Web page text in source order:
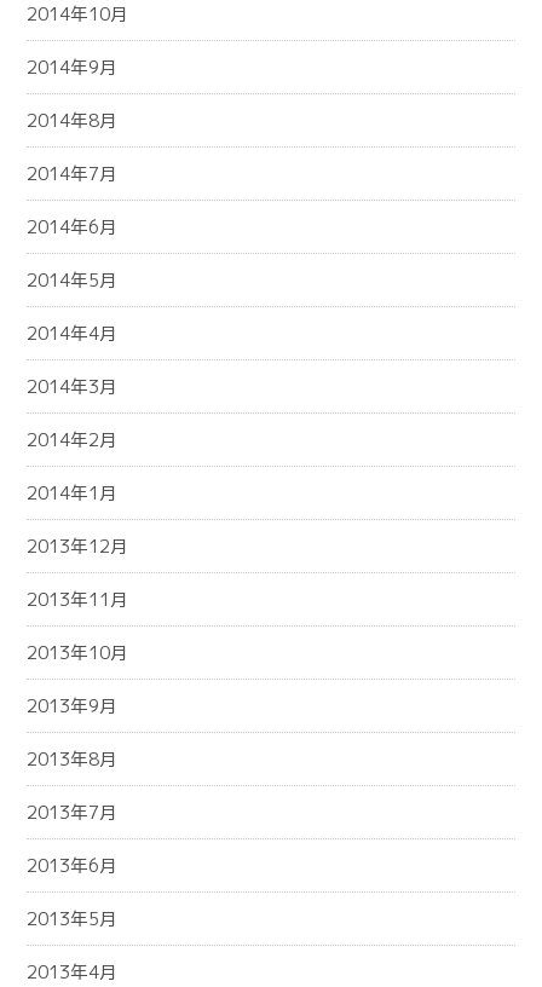
2014年10月
2014年9月
2014年8月
2014年7月
2014年6月
2014年5月
2014年4月
2014年3月
2014年2月
2014年1月
2013年12月
2013年11月
2013年10月
2013年9月
2013年8月
2013年7月
2013年6月
2013年5月
2013年4月